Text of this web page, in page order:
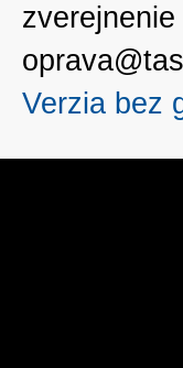
Verzia bez